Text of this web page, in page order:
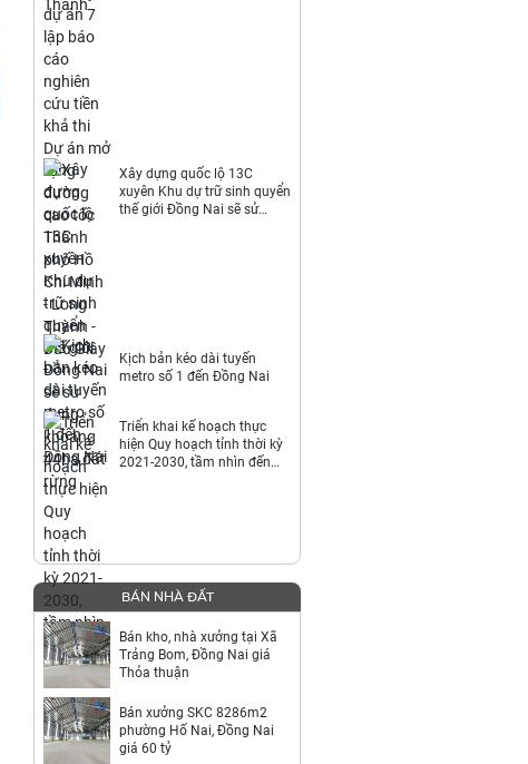
Xây dựng quốc lộ 13C
xuyên Khu dự trữ sinh quyển
thế giới Đồng Nai sẽ sử
Kịch bản kéo dài tuyến
metro số 1 đến Đồng Nai
Triển khai kế hoạch thực
hiện Quy hoạch tỉnh thời kỳ
2021-2030, tầm nhìn đến
BÁN NHÀ ĐẤT
Bán kho, nhà xưởng tại Xã
Trảng Bom, Đồng Nai giá
Thỏa thuận
Bán xưởng SKC 8286m2
phường Hố Nai, Đồng Nai
giá 60 tỷ